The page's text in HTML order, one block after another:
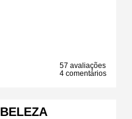
57 avaliações
4 comentários